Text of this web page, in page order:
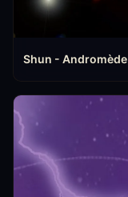
Shun - Andromède